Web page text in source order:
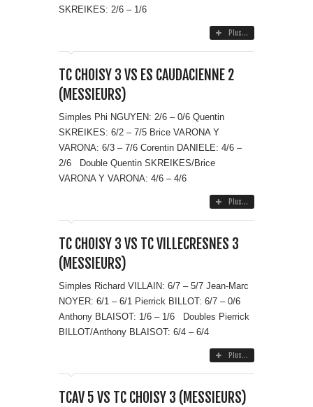
SKREIKES: 2/6 – 1/6
Plus...
TC CHOISY 3 VS ES CAUDACIENNE 2
(MESSIEURS)
Simples Phi NGUYEN: 2/6 – 0/6 Quentin
SKREIKES: 6/2 – 7/5 Brice VARONA Y
VARONA: 6/3 – 7/6 Corentin DANIELE: 4/6 –
2/6 Double Quentin SKREIKES/Brice
VARONA Y VARONA: 4/6 – 4/6
Plus...
TC CHOISY 3 VS TC VILLECRESNES 3
(MESSIEURS)
Simples Richard VILLAIN: 6/7 – 5/7 Jean-Marc
NOYER: 6/1 – 6/1 Pierrick BILLOT: 6/7 – 0/6
Anthony BLAISOT: 1/6 – 1/6 Doubles Pierrick
BILLOT/Anthony BLAISOT: 6/4 – 6/4
Plus...
TCAV 5 VS TC CHOISY 3 (MESSIEURS)